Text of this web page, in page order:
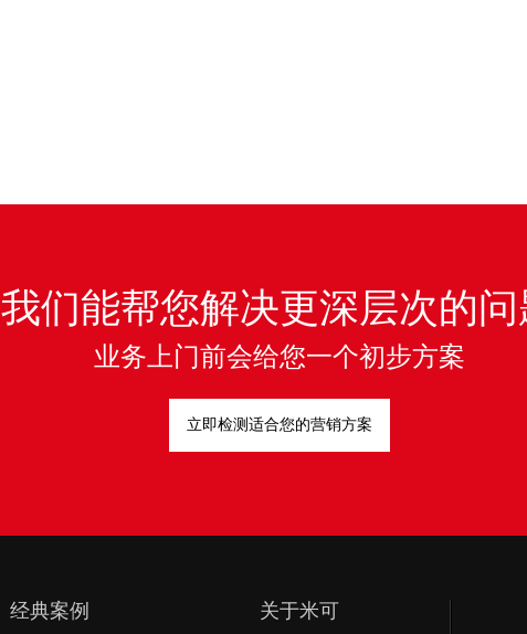
我们能帮您解决更深层次的问
业务上门前会给您一个初步方案
立即检测适合您的营销方案
经典案例 关于米可